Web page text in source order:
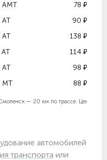
AMT
78 ₽
AT
90 ₽
AT
138 ₽
AT
114 ₽
AT
98 ₽
MT 88 ₽
Смоленск — 20 км по трассе. Цены в
автомобилей
транспорта или